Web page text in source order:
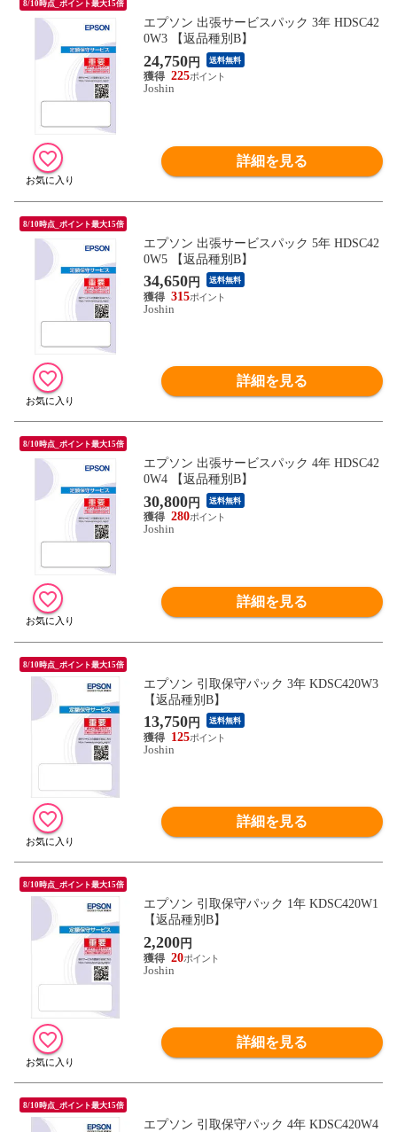
8/10時点_ポイント最大15倍
エプソン 出張サービスパック 3年 HDSC42
0W3 【返品種別B】
24,750円 送料無料
225
Joshin
詳細を見る
8/10時点_ポイント最大15倍
エプソン 出張サービスパック 5年 HDSC42
0W5 【返品種別B】
34,650円 送料無料
315
Joshin
詳細を見る
8/10時点_ポイント最大15倍
エプソン 出張サービスパック 4年 HDSC42
0W4 【返品種別B】
30,800円 送料無料
280
Joshin
詳細を見る
8/10時点_ポイント最大15倍
エプソン 引取保守パック 3年 KDSC420W3
【返品種別B】
13,750円 送料無料
125
Joshin
詳細を見る
8/10時点_ポイント最大15倍
エプソン 引取保守パック 1年 KDSC420W1
【返品種別B】
2,200円
20
Joshin
詳細を見る
8/10時点_ポイント最大15倍
エプソン 引取保守パック 4年 KDSC420W4